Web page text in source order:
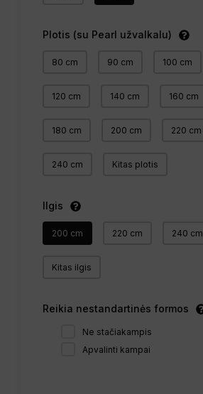
Plotis (su Pearl užvalkalu)
80 cm 90 cm 100 cm
120 cm 140 cm 160 cm
180 cm 200 cm 220 cm
240 cm Kitas plotis
Ilgis
200 cm 220 cm 240 cm
Kitas ilgis
Reikia nestandartinės formos
Ne stačiakampis
Apvalinti kampai